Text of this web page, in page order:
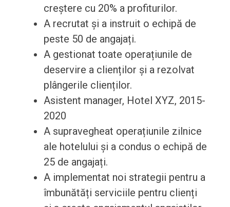
creștere cu 20% a profiturilor.
A recrutat și a instruit o echipă de
peste 50 de angajați.
A gestionat toate operațiunile de
deservire a clienților și a rezolvat
plângerile clienților.
Asistent manager, Hotel XYZ, 2015-
2020
A supravegheat operațiunile zilnice
ale hotelului și a condus o echipă de
25 de angajați.
A implementat noi strategii pentru a
îmbunătăți serviciile pentru clienți